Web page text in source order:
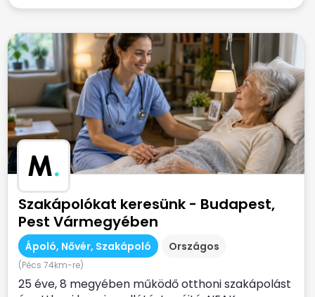
M.
Szakápolókat keresünk - Budapest,
Pest Vármegyében
Ápoló, Nővér, Szakápoló Országos
(Pécs 74km-re)
25 éve, 8 megyében működő otthoni szakápolást